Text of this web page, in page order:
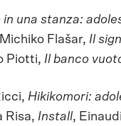
in una stanza:
Flašar, Il
Piotti, Il banco
Hikikomori:
Risa, Install,